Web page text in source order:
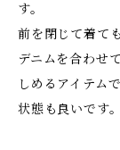
す。
前を閉じて着て
デニムを合わせ
しめるアイテムで
状態も良いです。